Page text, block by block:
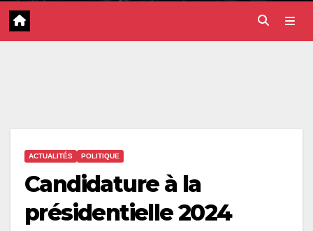
ACTUALITÉS POLITIQUE
Candidature à la
présidentielle 2024